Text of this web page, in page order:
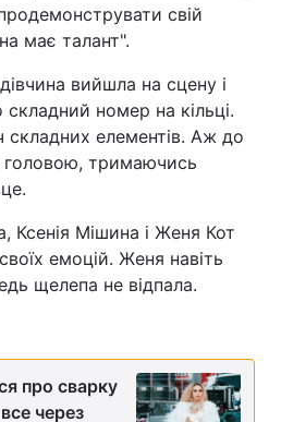
свій
має талант".
вийшла на сцену і
номер на кільці.
складних елементів. Аж до
головою, тримаючись
Ксенія Мішина і Женя Кот
емоцій. Женя навіть
щелепа не відпала.
про сварку
через